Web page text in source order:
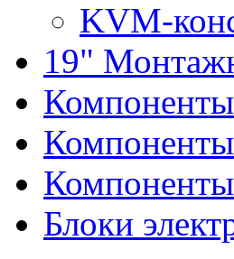
KVM-
19"
Блоки